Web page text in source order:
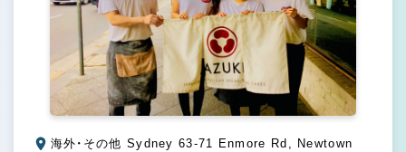
海外・その他 Sydney 63-71 Enmore Rd, Newtown